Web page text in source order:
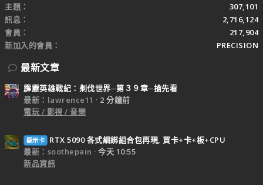
主題
307,101
訊息
2,716,124
會員
217,904
新加入的會員
PRECISION
最新文章
霹靂英雄戰紀：刜伐世界─第３９章─搶先看
最新：lawrence11
2 分鐘前
電玩 / 影視 / 音樂
顯示卡
RTX 5090 各式綑綁組合包再現, 買卡+卡+板+CPU
最新：soothepain
今天 10:55
新品資訊